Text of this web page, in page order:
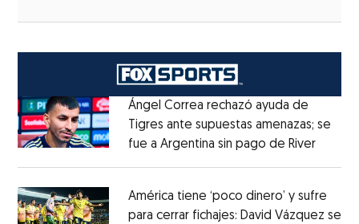
Ángel Correa rechazó ayuda de
Tigres ante supuestas amenazas; se
fue a Argentina sin pago de RiverOpens
América tiene ‘poco dinero’ y sufre
para cerrar fichajes: David Vázquez se